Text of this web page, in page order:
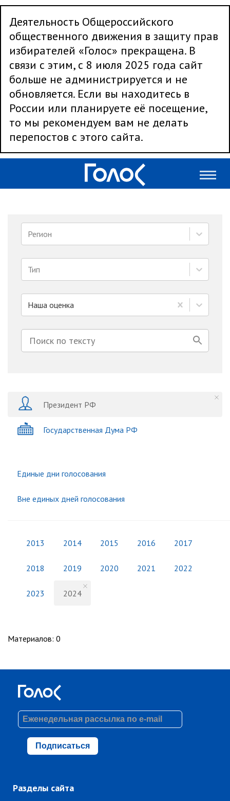
Деятельность Общероссийского
общественного движения в защиту прав
избирателей «Голос» прекращена. В
связи с этим, с 8 июля 2025 года сайт
больше не администрируется и не
обновляется. Если вы находитесь в
России или планируете её посещение,
то мы рекомендуем вам не делать
перепостов с этого сайта.
Регион
Тип
Наша оценка
Президент РФ
Государственная Дума РФ
Единые дни голосования
Вне единых дней голосования
2013 2014 2015 2016 2017
2018 2019 2020 2021 2022
2023 2024
Материалов: 0
Подписаться
Разделы сайта